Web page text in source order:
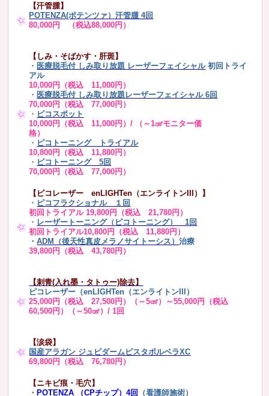
【汗管腫】
POTENZA(ポテンツァ）汗管腫 4回
80,000円 （税込88,000円）
【しみ・そばかす・肝斑】
・ 医療脱毛付 しみ取り放題 レーザーフェイシャル 初回トライ
アル
10,000円（税込 11,000円）
・ 医療脱毛付 しみ取り放題レーザーフェイシャル 6回
70,000円（税込 77,000円）
・ ピコスポット
10,000円（税込 11,000円）/ （～1㎠モニター価
格）
・ ピコトーニング トライアル
10,800円（税込 11,880円）
・ ピコトーニング 5回
70,000円（税込 77,000円）
【ピコレーザー enLIGHTen（エンライトンIII）】
・ ピコフラクショナル １回
初回トライアル 19,800円（税込 21,780円）
・ レーザートーニング（ピコトーニング） 1回
初回トライアル10,800円（税込 11,880円）
・ADM（後天性真皮メラノサイトーシス）治療
39,800円（税込 43,780円）
【刺青(入れ墨・タトゥー)除去】
ピコレーザー（enLIGHTen（エンライトンIII）
25,000円（税込 27,500円）（～5㎠）～55,000円（税込
60,500円）（～50㎠）/ 1回
【涙袋】
国産アラガン ジュビダームビスタボルベラXC
69,800円（税込 76,780円）
【ニキビ痕・毛穴】
・ POTENZA （CPチップ）4回 （看護師施術）